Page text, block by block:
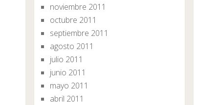
noviembre 2011
octubre 2011
septiembre 2011
agosto 2011
julio 2011
junio 2011
mayo 2011
abril 2011